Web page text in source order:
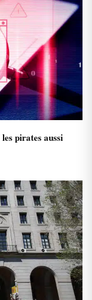
pirates aussi